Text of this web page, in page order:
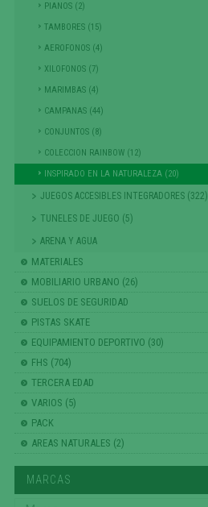
PIANOS (2)
TAMBORES (15)
AEROFONOS (4)
XILOFONOS (7)
MARIMBAS (4)
CAMPANAS (44)
CONJUNTOS (8)
COLECCION RAINBOW (12)
INSPIRADO EN LA NATURALEZA (20)
JUEGOS ACCESIBLES INTEGRADORES (322)
TUNELES DE JUEGO (5)
ARENA Y AGUA
MATERIALES
MOBILIARIO URBANO (26)
SUELOS DE SEGURIDAD
PISTAS SKATE
EQUIPAMIENTO DEPORTIVO (30)
FHS (704)
TERCERA EDAD
VARIOS (5)
PACK
AREAS NATURALES (2)
MARCAS